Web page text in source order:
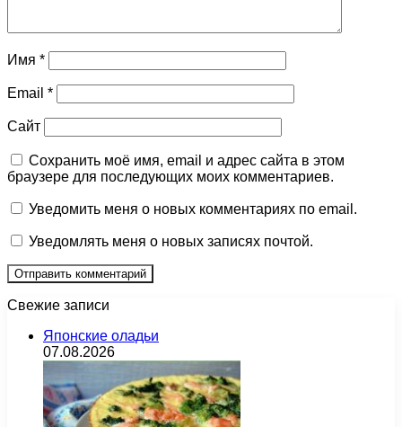
Имя *
Email *
Сайт
Сохранить моё имя, email и адрес сайта в этом
браузере для последующих моих комментариев.
Уведомить меня о новых комментариях по email.
Уведомлять меня о новых записях почтой.
Свежие записи
Японские оладьи
07.08.2026